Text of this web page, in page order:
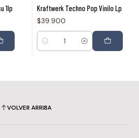
1lp Kraftwerk Techno Pop Vinilo Lp
$39.900
Cantidad
VOLVER ARRIBA